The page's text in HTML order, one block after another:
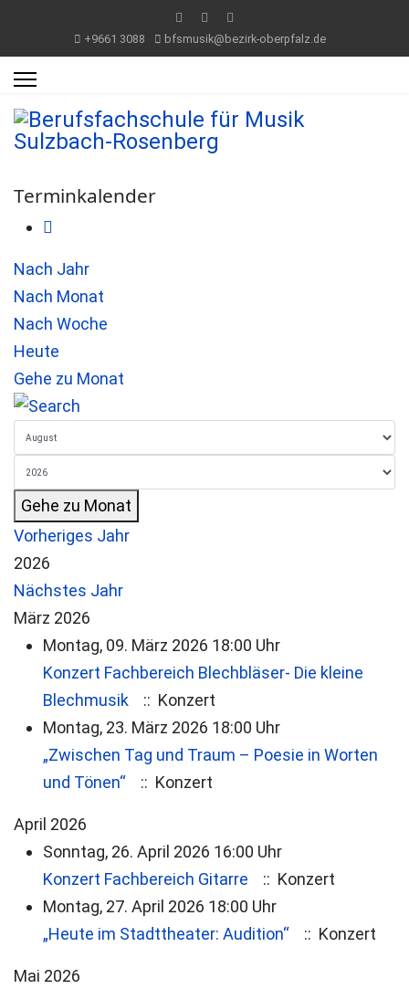
+9661 3088 bfsmusik@bezirk-oberpfalz.de
Terminkalender
Nach Jahr
Nach Monat
Nach Woche
Heute
Gehe zu Monat
Gehe zu Monat
Vorheriges Jahr
2026
Nächstes Jahr
März 2026
Montag, 09. März 2026 18:00 Uhr
Konzert Fachbereich Blechbläser- Die kleine
Blechmusik
:: Konzert
Montag, 23. März 2026 18:00 Uhr
„Zwischen Tag und Traum – Poesie in Worten
und Tönen“
:: Konzert
April 2026
Sonntag, 26. April 2026 16:00 Uhr
Konzert Fachbereich Gitarre
:: Konzert
Montag, 27. April 2026 18:00 Uhr
„Heute im Stadttheater: Audition“
:: Konzert
Mai 2026